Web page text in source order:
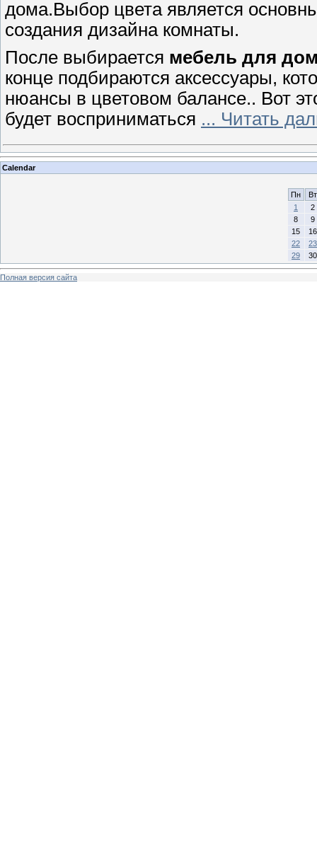
дома.Выбор цвета является
создания дизайна комнаты.
После выбирается мебель для
конце подбираются аксессуары,
нюансы в цветовом балансе.. Вот
будет восприниматься ... Читать
Calendar
Пн
Вт
1
2
8
9
15
16
22
23
29
30
Полная версия сайта